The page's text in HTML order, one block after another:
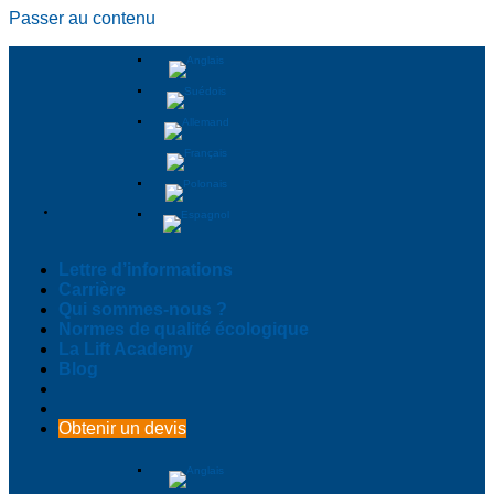
Passer au contenu
Lettre d’informations
Carrière
Qui sommes-nous ?
Normes de qualité écologique
La Lift Academy
Blog
Obtenir un devis